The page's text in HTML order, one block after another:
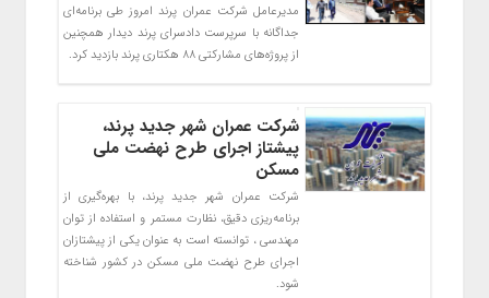
مدیرعامل شرکت عمران پرند امروز طی برنامه‌ای
جداگانه با سرپرست دادسرای پرند دیدار همچنین
از پروژه‌های مشارکتی ۸۸ هکتاری پرند بازدید کرد.
شرکت عمران شهر جدید پرند،
پیشتاز اجرای طرح نهضت ملی
مسکن
شرکت عمران شهر جدید پرند، با بهره‌گیری از
برنامه‌ریزی دقیق، نظارت مستمر و استفاده از توان
مهندسی ، توانسته است به عنوان یکی از پیشتازان
اجرای طرح نهضت ملی مسکن در کشور شناخته
شود.